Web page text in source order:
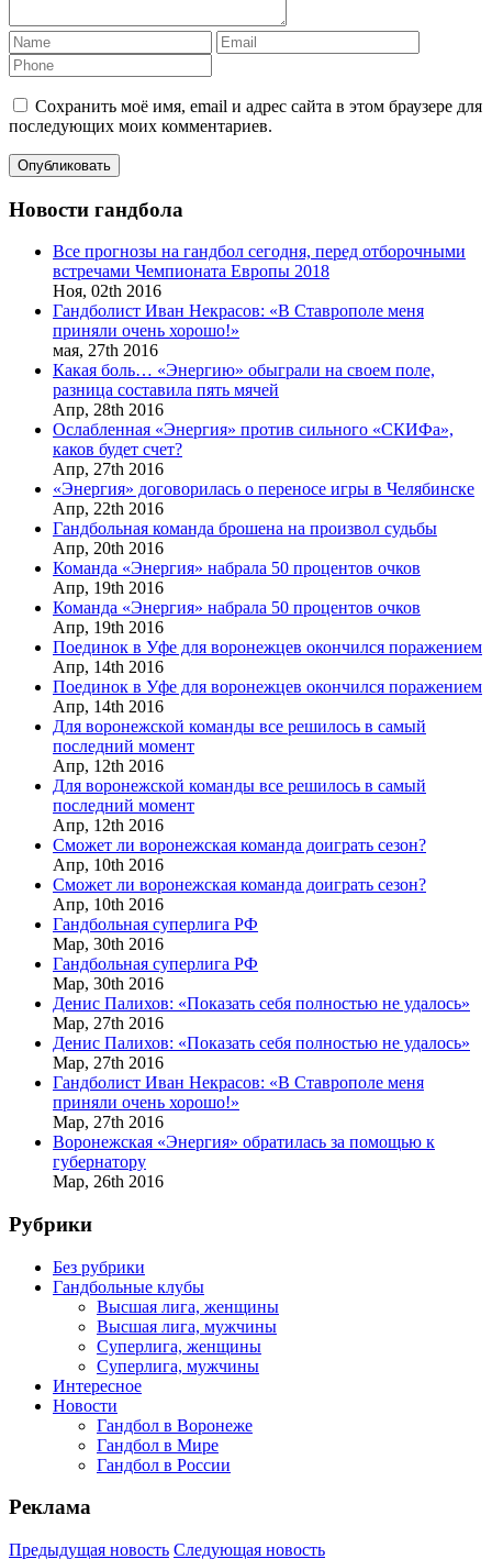
Сохранить моё имя, email и адрес сайта в этом браузере для
последующих моих комментариев.
Новости гандбола
Все прогнозы на гандбол сегодня, перед отборочными
встречами Чемпионата Европы 2018
Ноя, 02th 2016
Гандболист Иван Некрасов: «В Ставрополе меня
приняли очень хорошо!»
мая, 27th 2016
Какая боль… «Энергию» обыграли на своем поле,
разница составила пять мячей
Апр, 28th 2016
Ослабленная «Энергия» против сильного «СКИФа»,
каков будет счет?
Апр, 27th 2016
«Энергия» договорилась о переносе игры в Челябинске
Апр, 22th 2016
Гандбольная команда брошена на произвол судьбы
Апр, 20th 2016
Команда «Энергия» набрала 50 процентов очков
Апр, 19th 2016
Команда «Энергия» набрала 50 процентов очков
Апр, 19th 2016
Поединок в Уфе для воронежцев окончился поражением
Апр, 14th 2016
Поединок в Уфе для воронежцев окончился поражением
Апр, 14th 2016
Для воронежской команды все решилось в самый
последний момент
Апр, 12th 2016
Для воронежской команды все решилось в самый
последний момент
Апр, 12th 2016
Сможет ли воронежская команда доиграть сезон?
Апр, 10th 2016
Сможет ли воронежская команда доиграть сезон?
Апр, 10th 2016
Гандбольная суперлига РФ
Мар, 30th 2016
Гандбольная суперлига РФ
Мар, 30th 2016
Денис Палихов: «Показать себя полностью не удалось»
Мар, 27th 2016
Денис Палихов: «Показать себя полностью не удалось»
Мар, 27th 2016
Гандболист Иван Некрасов: «В Ставрополе меня
приняли очень хорошо!»
Мар, 27th 2016
Воронежская «Энергия» обратилась за помощью к
губернатору
Мар, 26th 2016
Рубрики
Без рубрики
Гандбольные клубы
Высшая лига, женщины
Высшая лига, мужчины
Суперлига, женщины
Суперлига, мужчины
Интересное
Новости
Гандбол в Воронеже
Гандбол в Мире
Гандбол в России
Реклама
Предыдущая новость Следующая новость